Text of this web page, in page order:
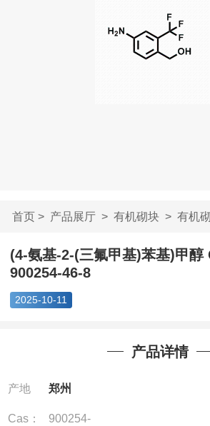
首页> 产品展厅> 有机砌块> 有机
氟甲基)苯基)甲...
(4-氨基-2-(三氟甲基)苯基)甲醇
900254-46-8
2025-10-11
产品详情
产地 郑州
Cas：
900254-